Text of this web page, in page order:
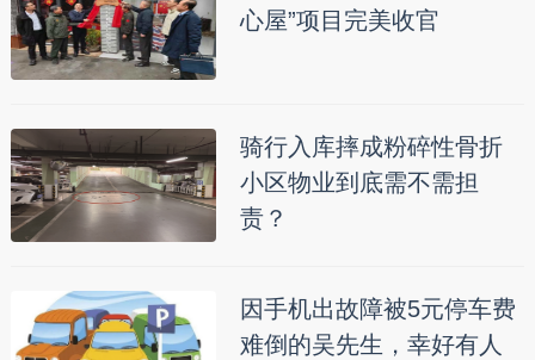
心屋”项目完美收官
骑行入库摔成粉碎性骨折
小区物业到底需不需担
责？
因手机出故障被5元停车费
难倒的吴先生，幸好有人